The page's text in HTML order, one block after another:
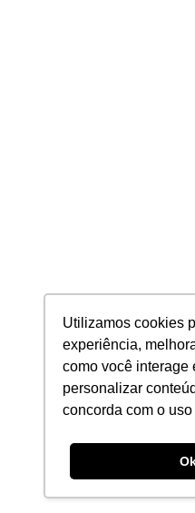
Utilizamos cookies
experiência,
como você interage
personalizar
concorda com o
Rio de Janeiro – RJ
Rua do Passeio, nº 38, Bloco
Patos de Minas – MG
R. José de Santana, 345 -